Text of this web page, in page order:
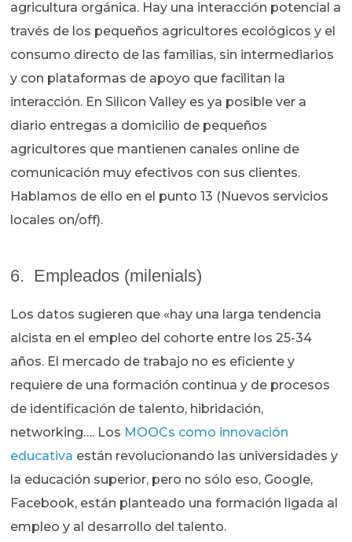
agricultura orgánica. Hay una interacción potencial a
través de los pequeños agricultores ecológicos y el
consumo directo de las familias, sin intermediarios
y con plataformas de apoyo que facilitan la
interacción. En Silicon Valley es ya posible ver a
diario entregas a domicilio de pequeños
agricultores que mantienen canales online de
comunicación muy efectivos con sus clientes.
Hablamos de ello en el punto 13 (Nuevos servicios
locales on/off).
6. Empleados (milenials)
Los datos sugieren que «hay una larga tendencia
alcista en el empleo del cohorte entre los 25-34
años. El mercado de trabajo no es eficiente y
requiere de una formación continua y de procesos
de identificación de talento, hibridación,
networking…. Los MOOCs como innovación
educativa están revolucionando las universidades y
la educación superior, pero no sólo eso, Google,
Facebook, están planteado una formación ligada al
empleo y al desarrollo del talento.